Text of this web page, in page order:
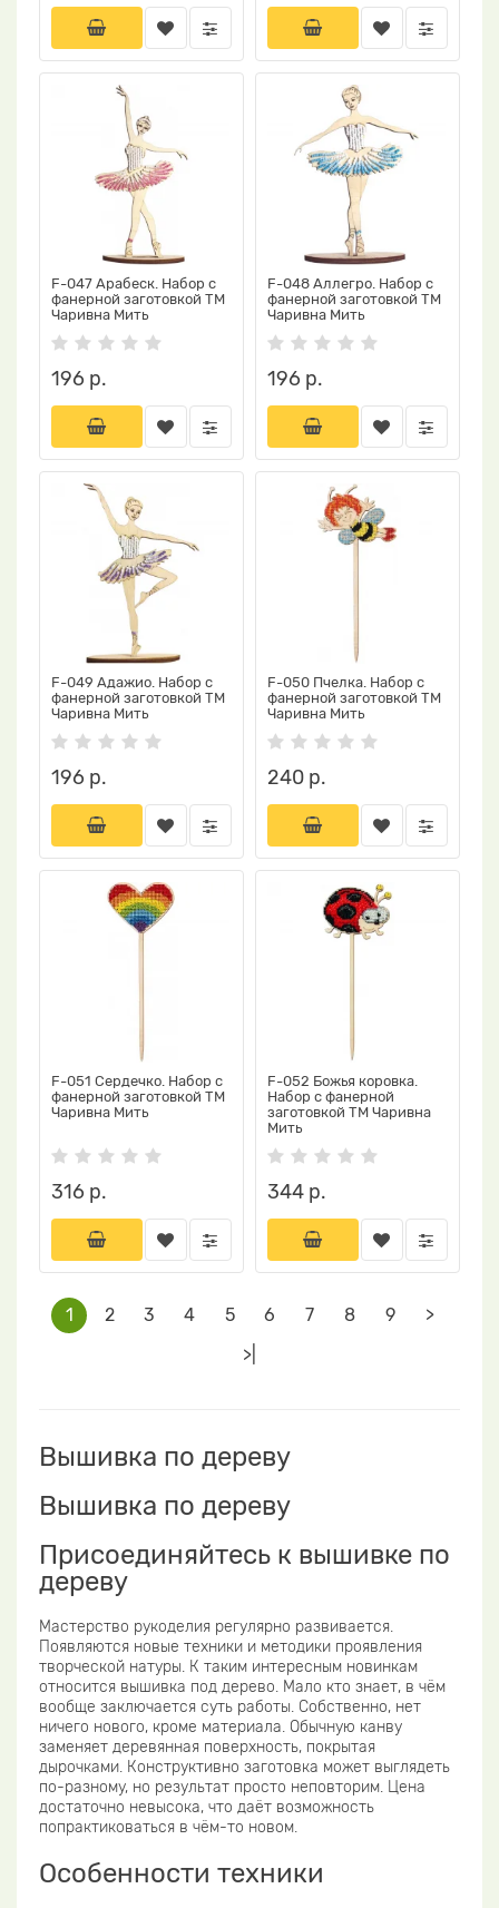
F-047 Арабеск. Набор с
фанерной заготовкой ТМ
Чаривна Мить
196 р.
F-048 Аллегро. Набор с
фанерной заготовкой ТМ
Чаривна Мить
196 р.
F-049 Адажио. Набор с
фанерной заготовкой ТМ
Чаривна Мить
196 р.
F-050 Пчелка. Набор с
фанерной заготовкой ТМ
Чаривна Мить
240 р.
F-051 Сердечко. Набор с
фанерной заготовкой ТМ
Чаривна Мить
316 р.
F-052 Божья коровка.
Набор с фанерной
заготовкой ТМ Чаривна
Мить
344 р.
1 2 3 4 5 6 7 8 9
>
>|
Вышивка по дереву
Вышивка по дереву
Присоединяйтесь к вышивке по
дереву
Мастерство рукоделия регулярно развивается.
Появляются новые техники и методики проявления
творческой натуры. К таким интересным новинкам
относится вышивка под дерево. Мало кто знает, в чём
вообще заключается суть работы. Собственно, нет
ничего нового, кроме материала. Обычную канву
заменяет деревянная поверхность, покрытая
дырочками. Конструктивно заготовка может выглядеть
по-разному, но результат просто неповторим. Цена
достаточно невысока, что даёт возможность
попрактиковаться в чём-то новом.
Особенности техники